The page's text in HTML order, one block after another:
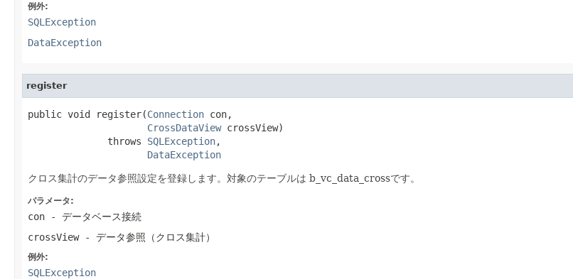
例外:
SQLException
DataException
register
public void register(Connection con,
CrossDataView crossView)
              throws
SQLException,
DataException
クロス集計のデータ参照設定を登録します。対象のテーブルは b_vc_data_crossです。
パラメータ:
con - データベース接続
crossView- データ参照（クロス集計）
例外:
SQLException